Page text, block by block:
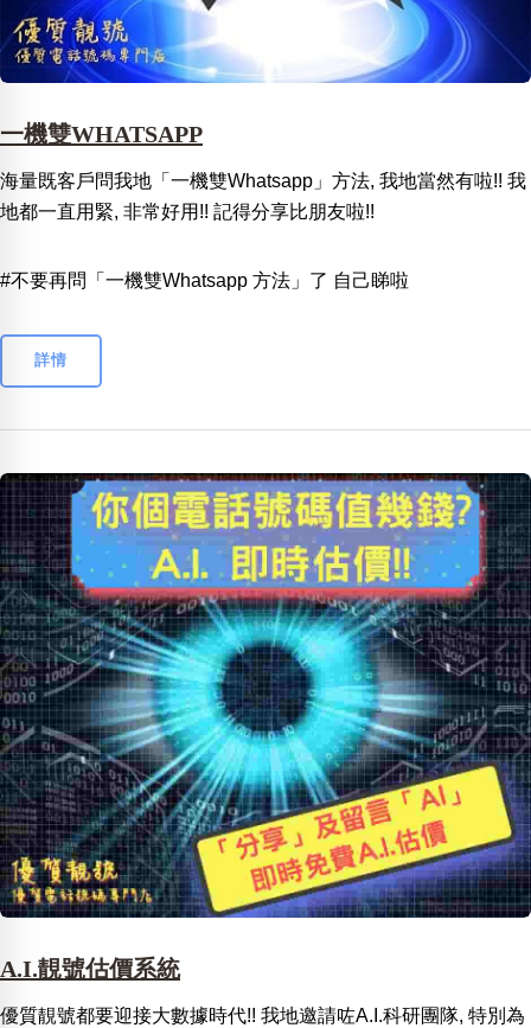
一機雙WHATSAPP
海量既客戶問我地「一機雙Whatsapp」方法, 我地當然有啦!! 我
地都一直用緊, 非常好用!! 記得分享比朋友啦!!
#不要再問「一機雙Whatsapp 方法」了 自己睇啦
詳情
A.I.靚號估價系統
優質靚號都要迎接大數據時代!! 我地邀請咗A.I.科研團隊, 特別為